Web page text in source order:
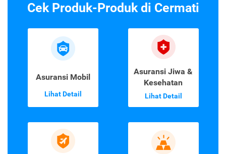
Cek Produk-Produk di Cermati
Asuransi Mobil
Lihat Detail
Asuransi Jiwa &
Kesehatan
Lihat Detail